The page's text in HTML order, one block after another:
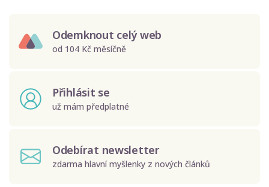
Odemknout celý web
od 104 Kč měsíčně
Přihlásit se
už mám předplatné
Odebírat newsletter
zdarma hlavní myšlenky z nových článků